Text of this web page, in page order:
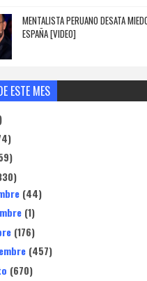
MENTALISTA PERUANO DESATA
ESPAÑA [VIDEO]
ESTE MES
(44)
(1)
(176)
(457)
(670)